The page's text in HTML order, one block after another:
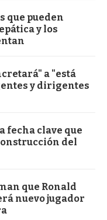
que pueden
y los
a "está
y dirigentes
fecha clave que
del
que Ronald
nuevo jugador